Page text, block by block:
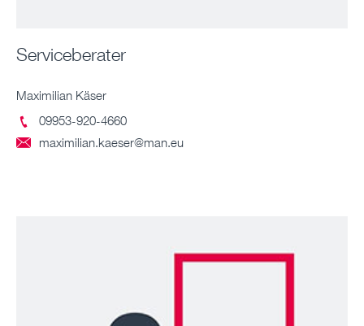
Serviceberater
Maximilian Käser

09953-920-4660

maximilian.kaeser@man.eu